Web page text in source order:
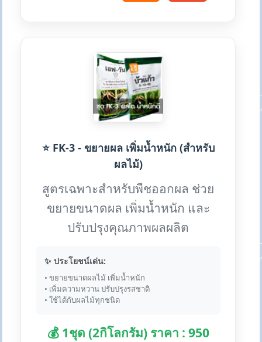
⭐ FK-3 - ขยายผล เพิ่มน้ำหนัก (สำหรับ
ผลไม้)
สูตรเฉพาะสำหรับพืชออกผล ช่วย
ขยายขนาดผล เพิ่มน้ำหนัก และ
ปรับปรุงคุณภาพผลผลิต
✨ ประโยชน์เด่น:
• ขยายขนาดผลไม้ เพิ่มน้ำหนัก
• เพิ่มความหวาน ปรับปรุงรสชาติ
• ใช้ได้กับผลไม้ทุกชนิด
💰 1ชุด (2กิโลกรัม) ราคา : 950